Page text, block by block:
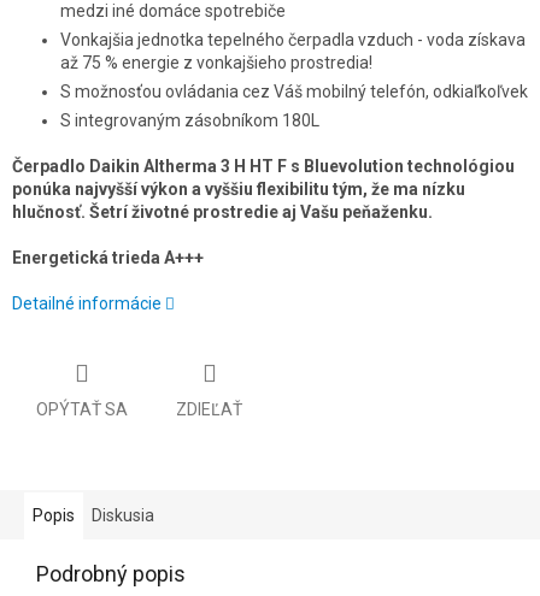
medzi iné domáce spotrebiče
Vonkajšia jednotka tepelného čerpadla vzduch - voda získava
až 75 % energie z vonkajšieho prostredia!
S možnosťou ovládania cez Váš mobilný telefón, odkiaľkoľvek
S integrovaným zásobníkom 180L
Čerpadlo Daikin Altherma 3 H HT F s Bluevolution technológiou
ponúka najvyšší výkon a vyššiu flexibilitu tým, že ma nízku
hlučnosť. Šetrí životné prostredie aj Vašu peňaženku.
Energetická trieda A+++
Detailné informácie
OPÝTAŤ SA ZDIEĽAŤ
Popis Diskusia
Podrobný popis